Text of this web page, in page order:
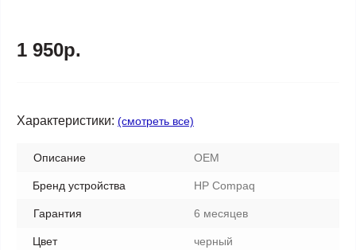
1 950р.
Характеристики: (смотреть все)
Описание OEM
Бренд устройства HP Compaq
Гарантия 6 месяцев
Цвет черный